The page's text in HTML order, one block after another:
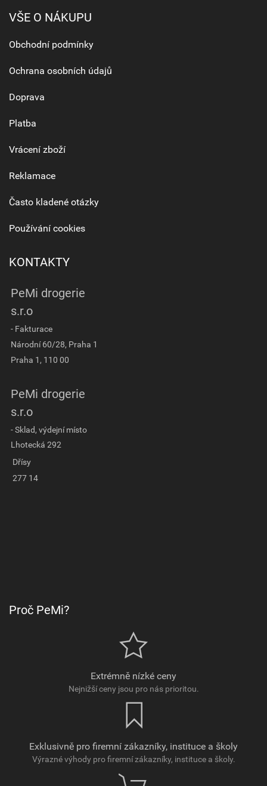
VŠE O NÁKUPU
Obchodní podmínky
Ochrana osobních údajů
Doprava
Platba
Vrácení zboží
Reklamace
Často kladené otázky
Používání cookies
KONTAKTY
PeMi drogerie
s.r.o
- Fakturace
Národní 60/28, Praha 1
Praha 1, 110 00
PeMi drogerie
s.r.o
- Sklad, výdejní místo
Lhotecká 292
Dřísy
277 14
Proč PeMi?
Extrémně nízké ceny
Nejnižší ceny jsou pro nás prioritou.
Exklusivně pro firemní zákazníky, instituce a školy
Výrazné výhody pro firemní zákazníky, instituce a školy.